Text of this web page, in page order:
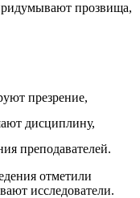
прозвища,
презрение,
дисциплину,
преподавателей.
отметили
исследователи.